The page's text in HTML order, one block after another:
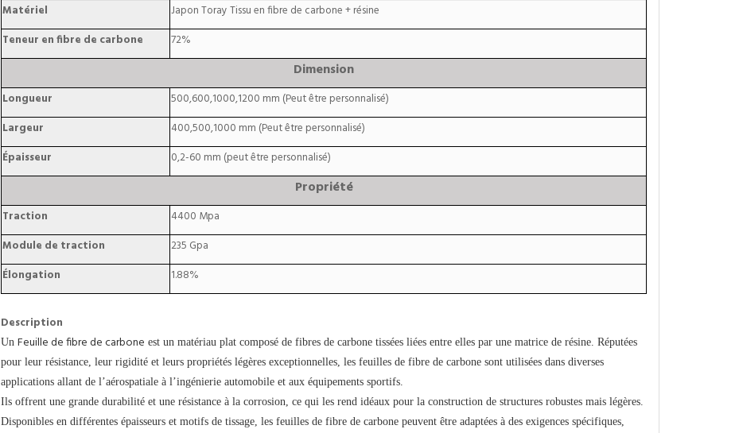
Matériel
Japon Toray Tissu en fibre de carbone + résine
Teneur en fibre de carbone
72%
Dimension
Longueur
500,600,1000,1200 mm (Peut être personnalisé)
Largeur
400,500,1000 mm (Peut être personnalisé)
Épaisseur
0,2-60 mm (peut être personnalisé)
Propriété
Traction
4400 Mpa
Module de traction
235 Gpa
Élongation
1.88%
Description
Un Feuille de fibre de carbone est un matériau plat composé de fibres de carbone tissées liées entre elles par une matrice de résine. Réputées
pour leur résistance, leur rigidité et leurs propriétés légères exceptionnelles, les feuilles de fibre de carbone sont utilisées dans diverses
applications allant de l’aérospatiale à l’ingénierie automobile et aux équipements sportifs.
Ils offrent une grande durabilité et une résistance à la corrosion, ce qui les rend idéaux pour la construction de structures robustes mais légères.
Disponibles en différentes épaisseurs et motifs de tissage, les feuilles de fibre de carbone peuvent être adaptées à des exigences spécifiques,